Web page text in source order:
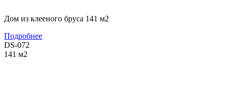
Дом из клееного бруса 141 м2
Подробнее
DS-072
141 м2